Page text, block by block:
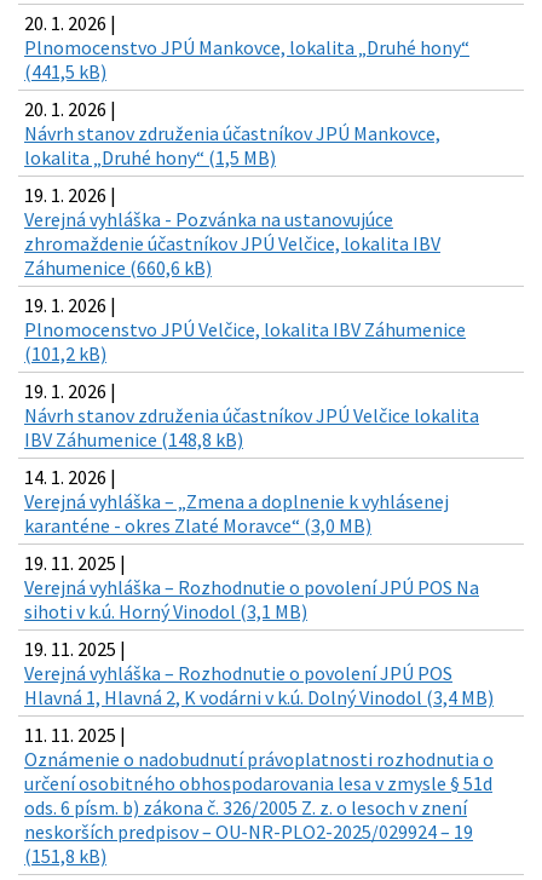
20. 1. 2026 |
Plnomocenstvo JPÚ Mankovce, lokalita „Druhé hony“
(441,5 kB)
20. 1. 2026 |
Návrh stanov združenia účastníkov JPÚ Mankovce,
lokalita „Druhé hony“ (1,5 MB)
19. 1. 2026 |
Verejná vyhláška - Pozvánka na ustanovujúce
zhromaždenie účastníkov JPÚ Velčice, lokalita IBV
Záhumenice (660,6 kB)
19. 1. 2026 |
Plnomocenstvo JPÚ Velčice, lokalita IBV Záhumenice
(101,2 kB)
19. 1. 2026 |
Návrh stanov združenia účastníkov JPÚ Velčice lokalita
IBV Záhumenice (148,8 kB)
14. 1. 2026 |
Verejná vyhláška – „Zmena a doplnenie k vyhlásenej
karanténe - okres Zlaté Moravce“ (3,0 MB)
19. 11. 2025 |
Verejná vyhláška – Rozhodnutie o povolení JPÚ POS Na
sihoti v k.ú. Horný Vinodol (3,1 MB)
19. 11. 2025 |
Verejná vyhláška – Rozhodnutie o povolení JPÚ POS
Hlavná 1, Hlavná 2, K vodárni v k.ú. Dolný Vinodol (3,4 MB)
11. 11. 2025 |
Oznámenie o nadobudnutí právoplatnosti rozhodnutia o
určení osobitného obhospodarovania lesa v zmysle § 51d
ods. 6 písm. b) zákona č. 326/2005 Z. z. o lesoch v znení
neskorších predpisov – OU-NR-PLO2-2025/029924 – 19
(151,8 kB)